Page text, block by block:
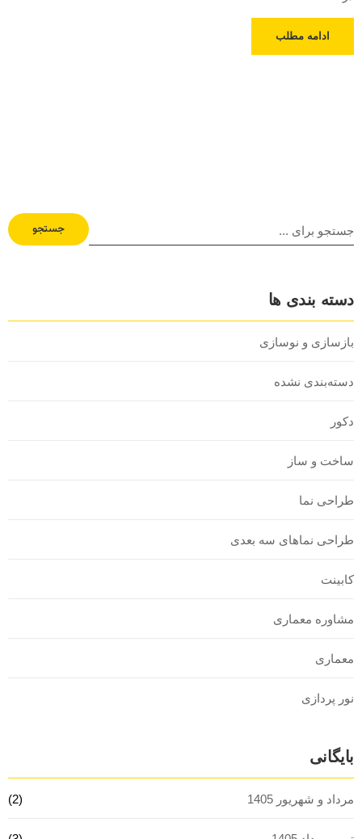
ادامه مطلب
جستجو
دسته بندی ها
بازسازی و نوسازی
دسته‌بندی نشده
دکور
ساخت و ساز
طراحی نما
طراحی نماهای سه بعدی
کابینت
مشاوره معماری
معماری
نور پردازی
بایگانی
مرداد و شهریور 1405 (2)